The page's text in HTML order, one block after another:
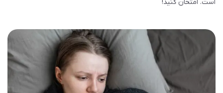
است. امتحان کنید!